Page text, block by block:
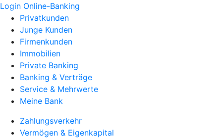
Login Online-Banking
Privatkunden
Junge Kunden
Firmenkunden
Immobilien
Private Banking
Banking & Verträge
Service & Mehrwerte
Meine Bank
Zahlungsverkehr
Vermögen & Eigenkapital